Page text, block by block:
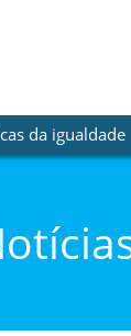
da igualdade